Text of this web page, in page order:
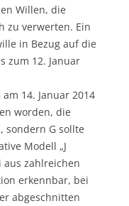
Willen, die
zu verwerten. Ein
in Bezug auf die
zum 12. Januar
14. Januar 2014
worden, die
sondern G sollte
Modell „J
aus zahlreichen
erkennbar, bei
abgeschnitten